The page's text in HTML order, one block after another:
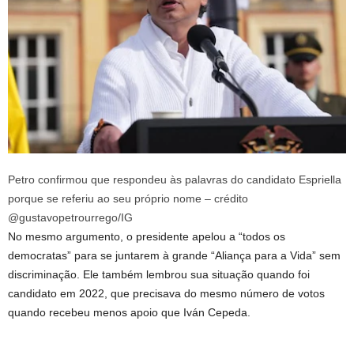
Petro confirmou que respondeu às palavras do candidato Espriella
porque se referiu ao seu próprio nome – crédito
@gustavopetrourrego/IG
No mesmo argumento, o presidente apelou a “todos os
democratas” para se juntarem à grande “Aliança para a Vida” sem
discriminação. Ele também lembrou sua situação quando foi
candidato em 2022, que precisava do mesmo número de votos
quando recebeu menos apoio que Iván Cepeda.